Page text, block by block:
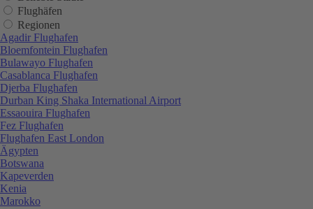
Flughäfen
Regionen
Agadir Flughafen
Bloemfontein Flughafen
Bulawayo Flughafen
Casablanca Flughafen
Djerba Flughafen
Durban King Shaka International Airport
Essaouira Flughafen
Fez Flughafen
Flughafen East London
Ägypten
Botswana
Kapeverden
Kenia
Marokko